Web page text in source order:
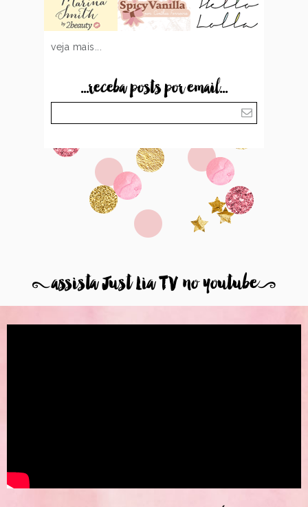
veja mais...
...receba posts por email...
8assista Just Lia TV no youtube9